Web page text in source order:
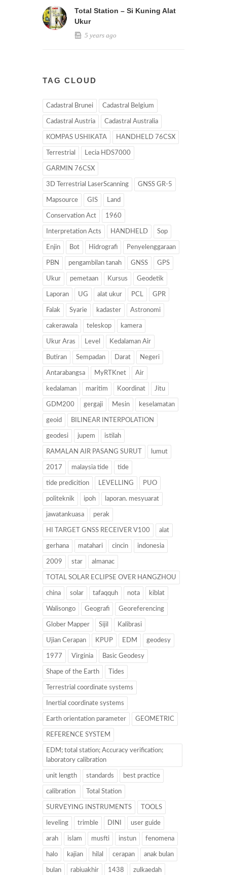
Total Station – Si Kuning Alat
Ukur
5 years ago
TAG CLOUD
Cadastral Brunei Cadastral Belgium
Cadastral Austria Cadastral Australia
KOMPAS USHIKATA HANDHELD 76CSX
Terrestrial Lecia HDS7000
GARMIN 76CSX
3D Terrestrial LaserScanning GNSS GR-5
Mapsource GIS Land
Conservation Act 1960
Interpretation Acts HANDHELD Sop
Enjin Bot Hidrografi Penyelenggaraan
PBN pengambilan tanah GNSS GPS
Ukur pemetaan Kursus Geodetik
Laporan UG alat ukur PCL GPR
Falak Syarie kadaster Astronomi
cakerawala teleskop kamera
Ukur Aras Level Kedalaman Air
Butiran Sempadan Darat Negeri
Antarabangsa MyRTKnet Air
kedalaman maritim Koordinat Jitu
GDM200 gergaji Mesin keselamatan
geoid BILINEAR INTERPOLATION
geodesi jupem istilah
RAMALAN AIR PASANG SURUT lumut
2017 malaysia tide tide
tide predicition LEVELLING PUO
politeknik ipoh laporan. mesyuarat
jawatankuasa perak
HI TARGET GNSS RECEIVER V100 alat
gerhana matahari cincin indonesia
2009 star almanac
TOTAL SOLAR ECLIPSE OVER HANGZHOU
china solar tafaqquh nota kiblat
Walisongo Geografi Georeferencing
Glober Mapper Sijil Kalibrasi
Ujian Cerapan KPUP EDM geodesy
1977 Virginia Basic Geodesy
Shape of the Earth Tides
Terrestrial coordinate systems
Inertial coordinate systems
Earth orientation parameter GEOMETRIC
REFERENCE SYSTEM
EDM; total station; Accuracy verification;
laboratory calibration
unit length standards best practice
calibration Total Station
SURVEYING INSTRUMENTS TOOLS
leveling trimble DINI user guide
arah islam musfti instun fenomena
halo kajian hilal cerapan anak bulan
bulan rabiuakhir 1438 zulkaedah